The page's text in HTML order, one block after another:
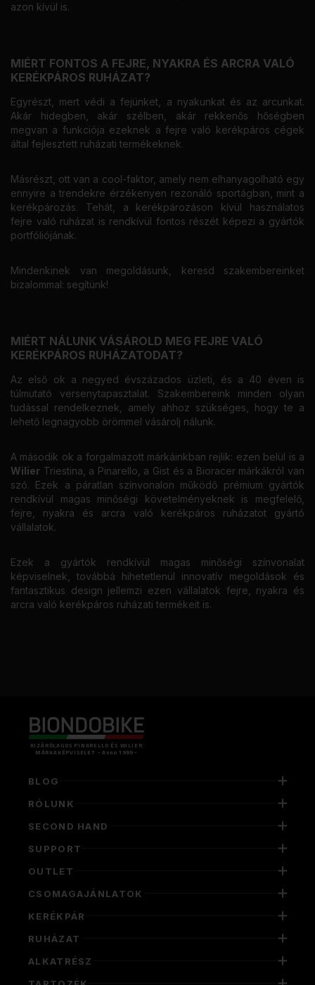
azon kívül is.
MIÉRT FONTOS A FEJRE, NYAKRA ÉS ARCRA VALÓ
KERÉKPÁROS RUHÁZAT?
Egyrészt, mert védi a fejünket, a nyakunkat és az arcunkat.
Akár hidegben, akár szélben, akár rekkenős hőségben
megvan a funkciója ezeknek a fejre való kerékpáros cégek
által fejlesztett ruházati termékeknek.
Másrészt, ott van a cool-faktor, amely nem elhanyagolható egy
ennyire a trendekre érzékenyen rezonáló sportágban, mint a
kerékpározás. Tehát, a kerékpározáson kívül használatos
fejre való ruházat is rendkívül fontos részét képezi a gyártók
portfóliójának.
Mindenkinek van megoldásunk, keresd szakembereinket
bizalommal: segítünk!
MIÉRT NÁLUNK VÁSÁROLD MEG FEJRE VALÓ
KERÉKPÁROS RUHÁZATODAT?
Az első ok a negyed évszázados üzleti, és a 40 éven is
túlmutató versenytapasztalat. Szakembereink minden olyan
tudással rendelkeznek, amely ahhoz szükséges, hogy te a
lehető legnagyobb örömmel vásárolj nálunk.
A második ok a forgalmazott márkáinkban rejlik: ezen belül is a
Wilier Triestina, a Pinarello, a Gist és a Bioracer márkákról van
szó. Ezek a páratlan színvonalon működő prémium gyártók
rendkívül magas minőségi követelményeknek is megfelelő,
fejre, nyakra és arcra való kerékpáros ruházatot gyártó
vállalatok.
Ezek a gyártók rendkívül magas minőségi színvonalat
képviselnek, továbbá hihetetlenül innovatív megoldások és
fantasztikus design jellemzi ezen vállalatok fejre, nyakra és
arcra való kerékpáros ruházati termékeit is.
KIZÁRÓLAGOS PINARELLO ÉS WILIER
MÁRKAKÉPVISELET - Anno 1999 -
BLOG
RÓLUNK
SECOND HAND
SUPPORT
OUTLET
CSOMAGAJÁNLATOK
KERÉKPÁR
RUHÁZAT
ALKATRÉSZ